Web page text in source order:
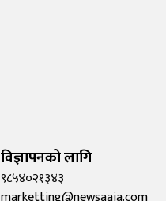
विज्ञापनको लागि
९८५४०२१३४३